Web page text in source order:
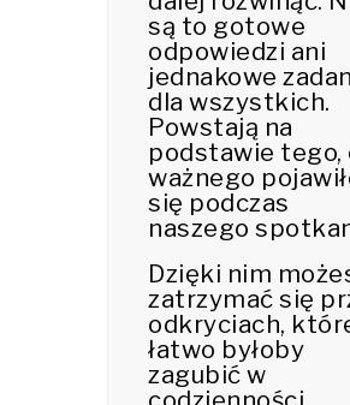
są to gotowe
odpowiedzi ani
jednakowe
dla wszystkich.
Powstają na
podstawie tego,
ważnego
się podczas
naszego
Dzięki nim
zatrzymać się
odkryciach,
łatwo byłoby
zagubić w